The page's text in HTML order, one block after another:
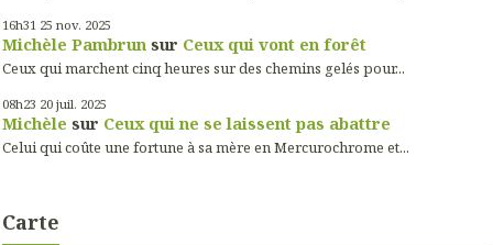
16h31 25 nov. 2025
Michèle Pambrun sur Ceux qui vont en forêt
Ceux qui marchent cinq heures sur des chemins gelés pour...
08h23 20 juil. 2025
Michèle sur Ceux qui ne se laissent pas abattre
Celui qui coûte une fortune à sa mère en Mercurochrome et...
Carte